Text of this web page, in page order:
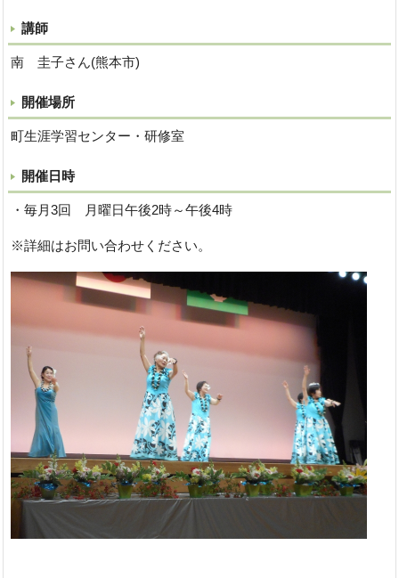
講師
南 圭子さん(熊本市)
開催場所
町生涯学習センター・研修室
開催日時
・毎月3回 月曜日午後2時～午後4時
※詳細はお問い合わせください。